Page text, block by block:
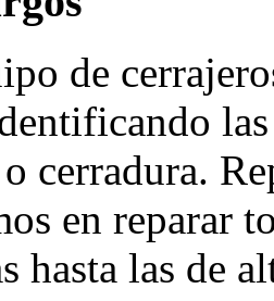
de
cerradura.
en reparar
hasta las de